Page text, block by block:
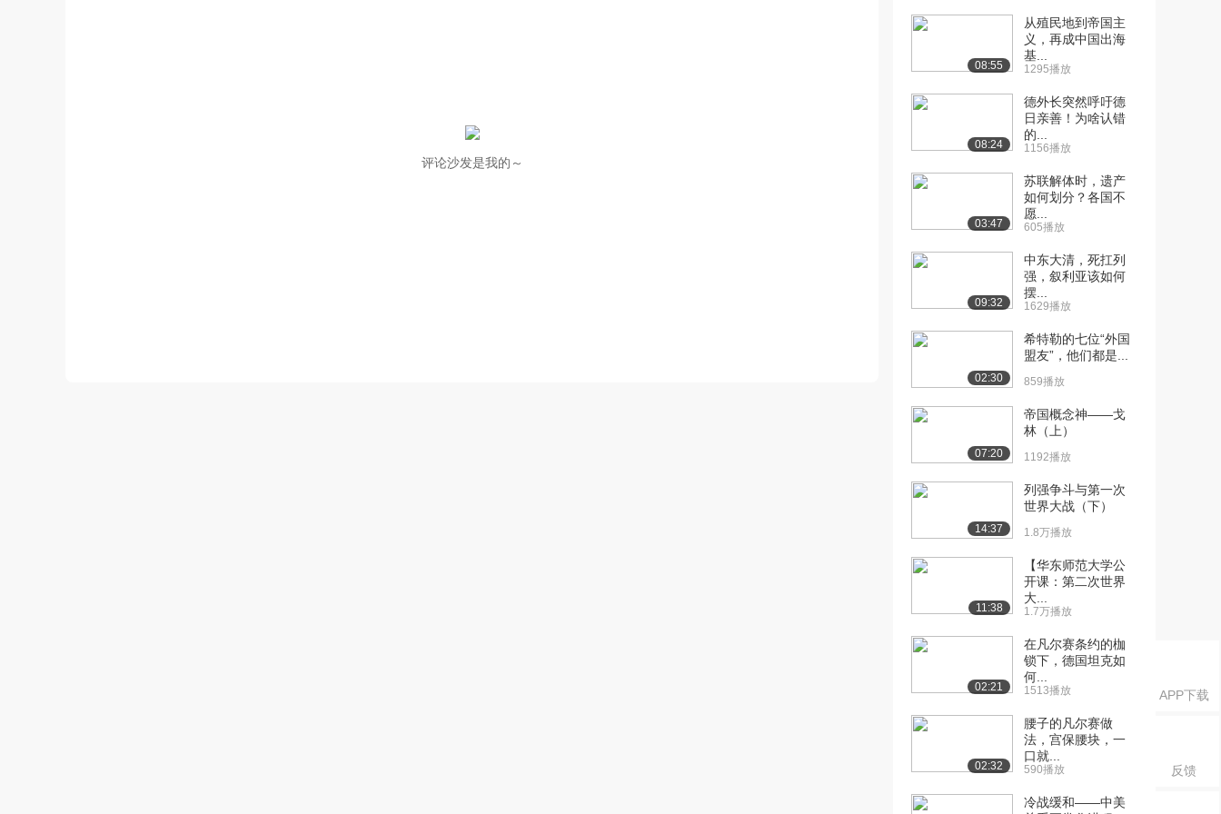
APP下载
反馈
评论沙发是我的～
[10] 08 人类的起源和进化
11:45
[11] 09 人类的起源和进化
12:10
[12] 09 人类的起源和进化
12:15
（上）
（下）
（上）
[16] 11 古埃及文明（2）
（下）
[17] 12 古埃及文明（3）
（上）
8474播放
[18] 12 古埃及文明（3）
8753播放
[19] 13 古埃及文明（4）
8733播放
[20] 13 古埃及文明（4）
（下）
7350播放
08:55
从殖民地到帝国主
义，再成中国出海
基...
1295播放
08:24
德外长突然呼吁德
日亲善！为啥认错
的...
1156播放
03:47
苏联解体时，遗产
如何划分？各国不
愿...
605播放
09:32
中东大清，死扛列
强，叙利亚该如何
摆...
1629播放
02:30
希特勒的七位“外国
盟友”，他们都是...
859播放
07:20
帝国概念神——戈
林（上）
1192播放
14:37
列强争斗与第一次
世界大战（下）
1.8万播放
11:38
【华东师范大学公
开课：第二次世界
大...
1.7万播放
02:21
在凡尔赛条约的枷
锁下，德国坦克如
何...
1513播放
02:32
腰子的凡尔赛做
法，宫保腰块，一
口就...
590播放
冷战缓和——中美